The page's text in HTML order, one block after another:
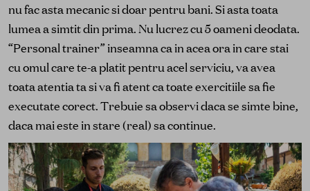
nu fac asta mecanic si doar pentru bani. Si asta toata
lumea a simtit din prima. Nu lucrez cu 5 oameni deodata.
“Personal trainer” inseamna ca in acea ora in care stai
cu omul care te-a platit pentru acel serviciu, va avea
toata atentia ta si va fi atent ca toate exercitiile sa fie
executate corect. Trebuie sa observi daca se simte bine,
daca mai este in stare (real) sa continue.